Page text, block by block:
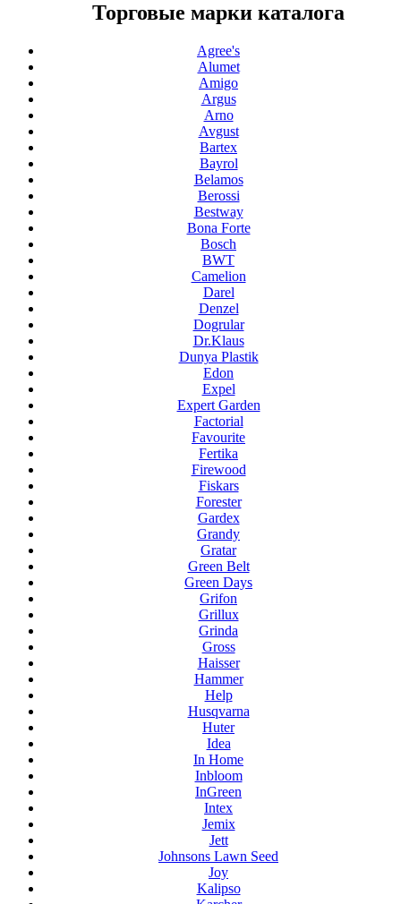
Торговые марки каталога
Agree's
Alumet
Amigo
Argus
Arno
Avgust
Bartex
Bayrol
Belamos
Berossi
Bestway
Bona Forte
Bosch
BWT
Camelion
Darel
Denzel
Dogrular
Dr.Klaus
Dunya Plastik
Edon
Expel
Expert Garden
Factorial
Favourite
Fertika
Firewood
Fiskars
Forester
Gardex
Grandy
Gratar
Green Belt
Green Days
Grifon
Grillux
Grinda
Gross
Haisser
Hammer
Help
Husqvarna
Huter
Idea
In Home
Inbloom
InGreen
Intex
Jemix
Jett
Johnsons Lawn Seed
Joy
Kalipso